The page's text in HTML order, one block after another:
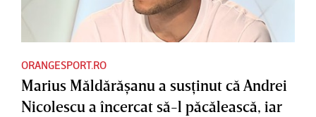
ORANGESPORT.RO
Marius Măldărăşanu a susţinut că Andrei
Nicolescu a încercat să-l păcălească, iar